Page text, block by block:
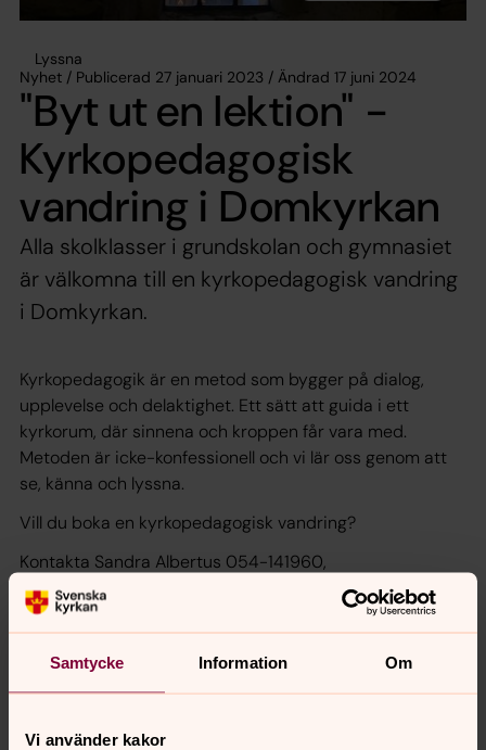
Samtycke Information Om
Vi använder kakor
Lyssna
Nyhet / Publicerad 27 januari 2023 / Ändrad 17 juni 2024
"Byt ut en lektion" -
Kyrkopedagogisk
vandring i Domkyrkan
Alla skolklasser i grundskolan och gymnasiet
är välkomna till en kyrkopedagogisk vandring
i Domkyrkan.
Kyrkopedagogik är en metod som bygger på dialog,
upplevelse och delaktighet. Ett sätt att guida i ett
kyrkorum, där sinnena och kroppen får vara med.
Metoden är icke-konfessionell och vi lär oss genom att
se, känna och lyssna.
Vill du boka en kyrkopedagogisk vandring?
Kontakta Sandra Albertus 054-141960,
sandra.albertus@svenskakyrkan.se
Synpunkter eller frågor på sidans